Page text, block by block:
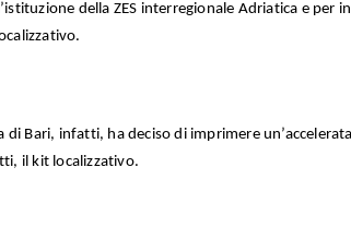
della ZES interregionale Adriatica e per
di Bari, infatti, ha deciso di imprimere
il kit localizzativo.